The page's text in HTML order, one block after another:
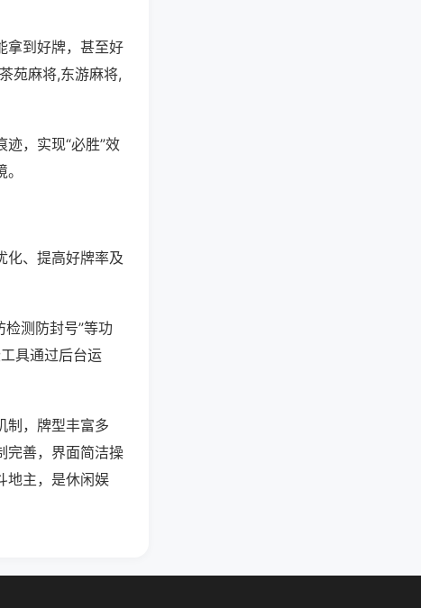
拿到好牌，甚至好
苑麻将,东游麻将,
，实现“必胜”效
化、提高好牌率及
检测防封号”等功
具通过后台运
制，牌型丰富多
完善，界面简洁操
地主，是休闲娱